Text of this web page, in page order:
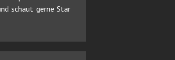
schaut gerne Star